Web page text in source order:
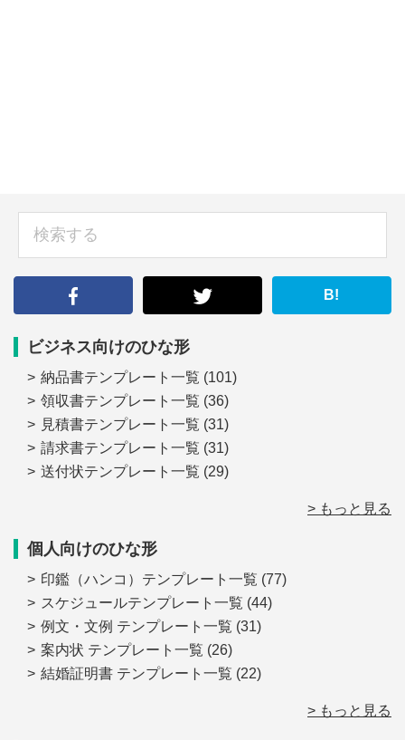
B!
ビジネス向けのひな形
納品書テンプレート一覧 (101)
領収書テンプレート一覧 (36)
見積書テンプレート一覧 (31)
請求書テンプレート一覧 (31)
送付状テンプレート一覧 (29)
> もっと見る
個人向けのひな形
印鑑（ハンコ）テンプレート一覧 (77)
スケジュールテンプレート一覧 (44)
例文・文例 テンプレート一覧 (31)
案内状 テンプレート一覧 (26)
結婚証明書 テンプレート一覧 (22)
> もっと見る